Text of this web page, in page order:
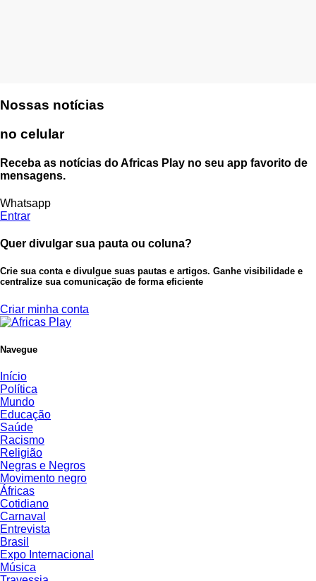
Nossas notícias
no celular
Receba as notícias do Africas Play no seu app favorito de
mensagens.
Whatsapp
Entrar
Quer divulgar sua pauta ou coluna?
Crie sua conta e divulgue suas pautas e artigos. Ganhe visibilidade e
centralize sua comunicação de forma eficiente
Criar minha conta
Navegue
Início
Política
Mundo
Educação
Saúde
Racismo
Religião
Negras e Negros
Movimento negro
Áfricas
Cotidiano
Carnaval
Entrevista
Brasil
Expo Internacional
Música